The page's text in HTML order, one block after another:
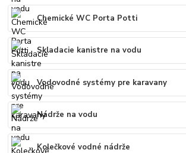
Chemické WC Porta Potti
Skladacie kanistre na vodu
Vodovodné systémy pre karavany
Nádrže na vodu
Kolečkové vodné nádrže